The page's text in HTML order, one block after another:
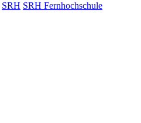
SRH SRH Fernhochschule